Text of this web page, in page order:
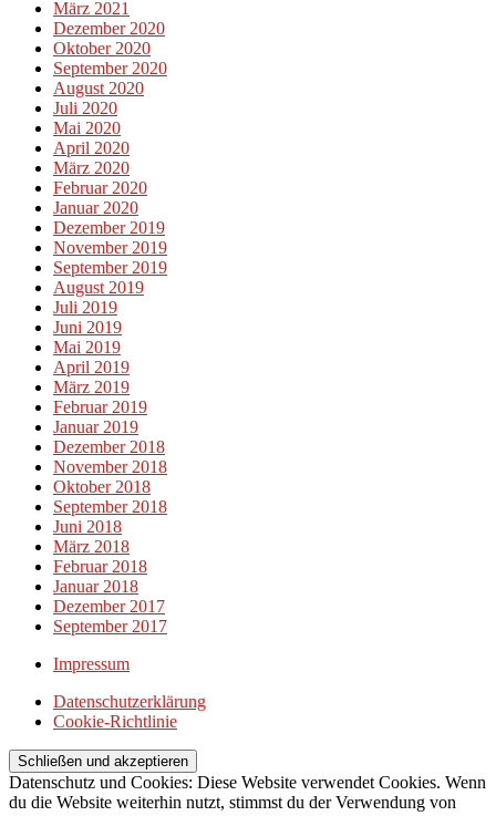
März 2021
Dezember 2020
Oktober 2020
September 2020
August 2020
Juli 2020
Mai 2020
April 2020
März 2020
Februar 2020
Januar 2020
Dezember 2019
November 2019
September 2019
August 2019
Juli 2019
Juni 2019
Mai 2019
April 2019
März 2019
Februar 2019
Januar 2019
Dezember 2018
November 2018
Oktober 2018
September 2018
Juni 2018
März 2018
Februar 2018
Januar 2018
Dezember 2017
September 2017
Impressum
Datenschutzerklärung
Cookie-Richtlinie
Datenschutz und Cookies: Diese Website verwendet Cookies. Wenn
du die Website weiterhin nutzt, stimmst du der Verwendung von